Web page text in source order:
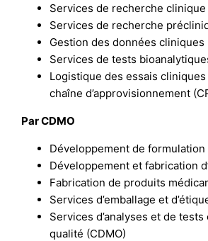
Services de recherche clinique
Services de recherche
Gestion des données cliniques
Services de tests
Logistique des essais
chaîne d’approvisionnement
Par CDMO
Développement de formulation
Développement et fabrication
Fabrication de produits
Services d’emballage et
Services d’analyses et de
qualité (CDMO)